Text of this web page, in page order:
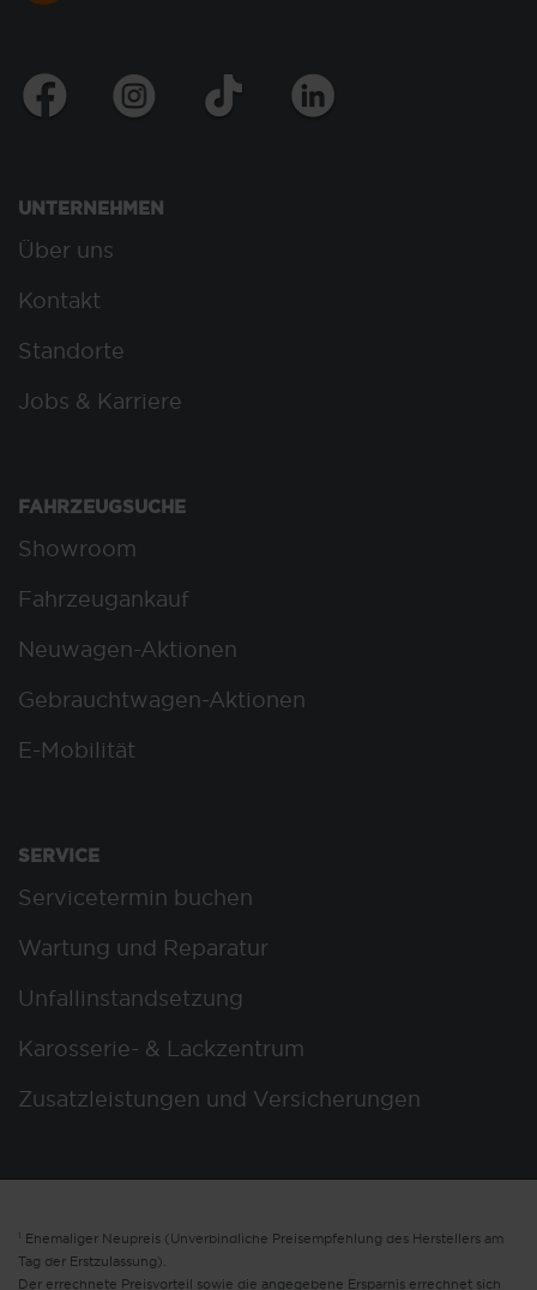
UNTERNEHMEN
Über uns
Kontakt
Standorte
Jobs & Karriere
FAHRZEUGSUCHE
Showroom
Fahrzeugankauf
Neuwagen-Aktionen
Gebrauchtwagen-Aktionen
E-Mobilität
SERVICE
Servicetermin buchen
Wartung und Reparatur
Unfallinstandsetzung
Karosserie- & Lackzentrum
Zusatzleistungen und Versicherungen
1 Ehemaliger Neupreis (Unverbindliche Preisempfehlung des Herstellers am
Tag der Erstzulassung).
Der errechnete Preisvorteil sowie die angegebene Ersparnis errechnet sich